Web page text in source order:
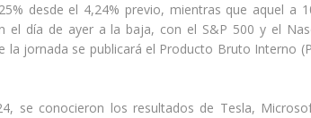
desde el 4,24% previo, mientras que aquel a
el día de ayer a la baja, con el S&P 500 y el
jornada se publicará el Producto Bruto Interno
se conocieron los resultados de Tesla,